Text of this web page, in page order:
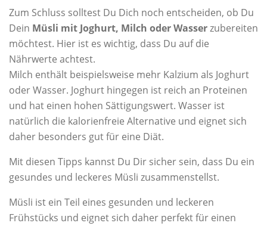
Zum Schluss solltest Du Dich noch entscheiden, ob Du
Dein Müsli mit Joghurt, Milch oder Wasserzubereiten
möchtest. Hier ist es wichtig, dass Du auf die
Nährwerte achtest.
Milch enthält beispielsweise mehr Kalzium als Joghurt
oder Wasser. Joghurt hingegen ist reich an Proteinen
und hat einen hohen Sättigungswert. Wasser ist
natürlich die kalorienfreie Alternative und eignet sich
daher besonders gut für eine Diät.
Mit diesen Tipps kannst Du Dir sicher sein, dass Du ein
gesundes und leckeres Müsli zusammenstellst.
Müsli ist ein Teil eines gesunden und leckeren
Frühstücks und eignet sich daher perfekt für einen